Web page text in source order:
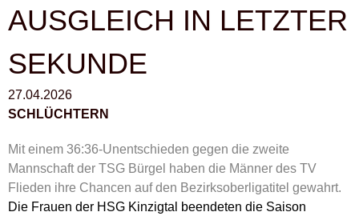
AUSGLEICH IN LETZTER
SEKUNDE
27.04.2026
SCHLÜCHTERN
Mit einem 36:36-Unentschieden gegen die zweite
Mannschaft der TSG Bürgel haben die Männer des TV
Flieden ihre Chancen auf den Bezirksoberligatitel gewahrt.
Die Frauen der HSG Kinzigtal beendeten die Saison